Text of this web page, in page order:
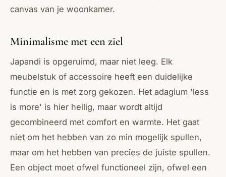
canvas van je woonkamer.
Minimalisme met een ziel
Japandi is opgeruimd, maar niet leeg. Elk
meubelstuk of accessoire heeft een duidelijke
functie en is met zorg gekozen. Het adagium 'less
is more' is hier heilig, maar wordt altijd
gecombineerd met comfort en warmte. Het gaat
niet om het hebben van zo min mogelijk spullen,
maar om het hebben van precies de juiste spullen.
Een object moet ofwel functioneel zijn, ofwel een